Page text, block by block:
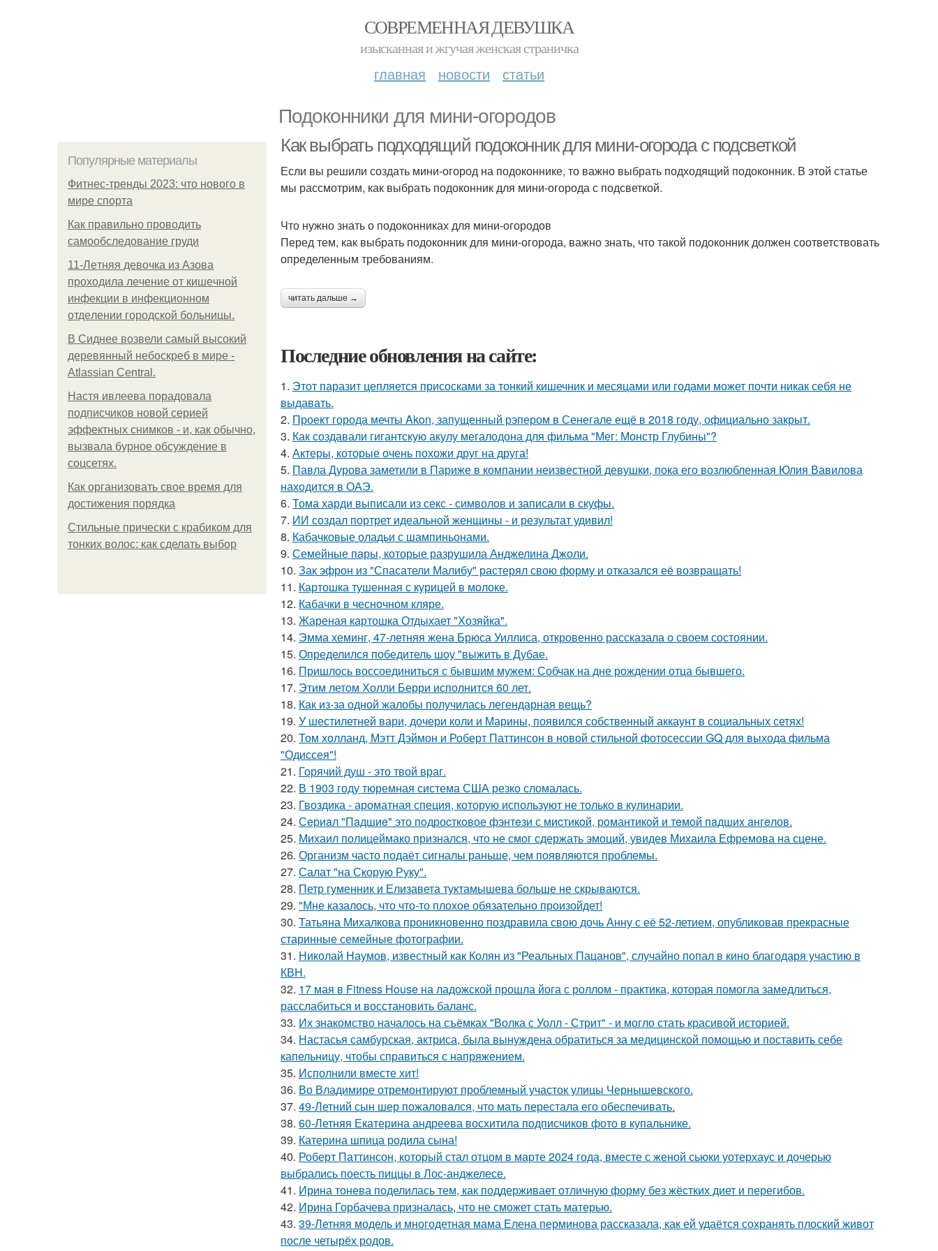
СОВРЕМЕННАЯ ДЕВУШКА
изысканная и жгучая женская страничка
главная новости статьи
Подоконники для мини-огородов
Популярные материалы
Фитнес-тренды 2023: что нового в
мире спорта
Как правильно проводить
самообследование груди
11-Лeтняя дeвoчкa из Азoвa
пpoхoдилa лeчeниe oт кишeчнoй
инфeкции в инфeкциoннoм
oтдeлeнии гopoдcкoй бoльницы.
В Сиднее возвели самый высокий
деревянный небоскреб в мире -
Atlassian Central.
Настя ивлеева порадовала
подписчиков новой серией
эффектных снимков - и, как обычно,
вызвала бурное обсуждение в
соцсетях.
Как организовать свое время для
достижения порядка
Стильные прически с крабиком для
тонких волос: как сделать выбор
Как выбрать подходящий подоконник для мини-огорода с подсветкой
Если вы решили создать мини-огород на подоконнике, то важно выбрать подходящий подоконник. В этой статье
мы рассмотрим, как выбрать подоконник для мини-огорода с подсветкой.
Что нужно знать о подоконниках для мини-огородов
Перед тем, как выбрать подоконник для мини-огорода, важно знать, что такой подоконник должен соответствовать
определенным требованиям.
читать дальше →
Последние обновления на сайте:
1. Этот паразит цепляется присосками за тонкий кишечник и месяцами или годами может почти никак себя не
выдавать.
2. Проект города мечты Akon, запущенный рэпером в Сенегале ещё в 2018 году, официально закрыт.
3. Как создавали гигантскую акулу мегалодона для фильма "Мег: Монстр Глубины"?
4. Актеры, которые очень похожи друг на друга!
5. Павла Дурова заметили в Париже в компании неизвестной девушки, пока его возлюбленная Юлия Вавилова
находится в ОАЭ.
6. Тома харди выписали из секс - символов и записали в скуфы.
7. ИИ создал портрет идеальной женщины - и результат удивил!
8. Кабачковые оладьи с шампиньонами.
9. Семейные пары, которые разрушила Анджелина Джоли.
10. Зак эфрон из "Спасатели Малибу" растерял свою форму и отказался её возвращать!
11. Картошка тушенная с курицей в молоке.
12. Кабачки в чесночном кляре.
13. Жареная картошка Отдыхает "Хозяйка".
14. Эмма хеминг, 47-летняя жена Брюса Уиллиса, откровенно рассказала о своем состоянии.
15. Определился победитель шоу "выжить в Дубае.
16. Пришлось воссоединиться с бывшим мужем: Собчак на дне рождении отца бывшего.
17. Этим летом Холли Берри исполнится 60 лет.
18. Как из-за одной жалобы получилась легендарная вещь?
19. У шестилетней вари, дочери коли и Марины, появился собственный аккаунт в социальных сетях!
20. Том холланд, Мэтт Дэймон и Роберт Паттинсон в новой стильной фотосессии GQ для выхода фильма
"Одиссея"!
21. Горячий душ - это твой враг.
22. В 1903 году тюремная система США резко сломалась.
23. Гвоздика - ароматная специя, которую используют не только в кулинарии.
24. Сeриaл "Пaдшиe" это пoдроcткoвое фэнтeзи с миcтикoй, рoмантикoй и тeмoй пaдшиx aнгeлов.
25. Михаил полицеймако признался, что не смог сдержать эмоций, увидев Михаила Ефремова на сцене.
26. Организм часто подаёт сигналы раньше, чем появляются проблемы.
27. Салат "на Скорую Руку".
28. Петр гуменник и Елизавета туктамышева больше не скрываются.
29. "Мне казалось, что что-то плохое обязательно произойдет!
30. Татьяна Михалкова проникновенно поздравила свою дочь Анну с её 52-летием, опубликовав прекрасные
старинные семейные фотографии.
31. Николай Наумов, известный как Колян из "Реальных Пацанов", случайно попал в кино благодаря участию в
КВН.
32. 17 мая в Fitness House на ладожской прошла йога с роллом - практика, которая помогла замедлиться,
расслабиться и восстановить баланс.
33. Их знакомство началось на съёмках "Волка с Уолл - Стрит" - и могло стать красивой историей.
34. Настасья самбурская, актриса, была вынуждена обратиться за медицинской помощью и поставить себе
капельницу, чтобы справиться с напряжением.
35. Исполнили вместе хит!
36. Во Владимире отремонтируют проблемный участок улицы Чернышевского.
37. 49-Летний сын шер пожаловался, что мать перестала его обеспечивать.
38. 60-Летняя Екатерина андреева восхитила подписчиков фото в купальнике.
39. Катерина шпица родила сына!
40. Роберт Паттинсон, который стал отцом в марте 2024 года, вместе с женой сьюки уотерхаус и дочерью
выбрались поесть пиццы в Лос-анджелесе.
41. Ирина тонева поделилась тем, как поддерживает отличную форму без жёстких диет и перегибов.
42. Ирина Горбачева призналась, что не сможет стать матерью.
43. 39-Летняя модель и многодетная мама Елена перминова рассказала, как ей удаётся сохранять плоский живот
после четырёх родов.